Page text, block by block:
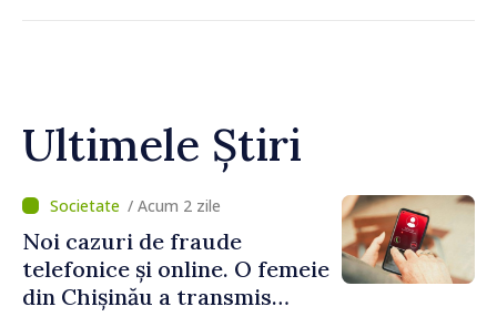
Ultimele Știri
/ Acum 2 zile
Noi cazuri de fraude
telefonice și online. O femeie
din Chișinău a transmis